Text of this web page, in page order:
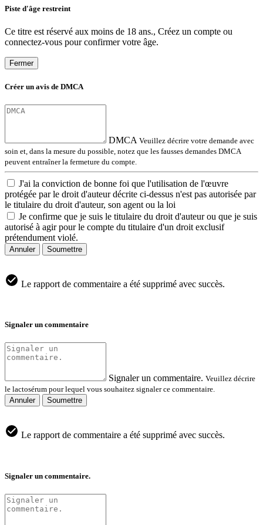
Piste d'âge restreint
Ce titre est réservé aux moins de 18 ans., Créez un compte ou
connectez-vous pour confirmer votre âge.
Fermer
Créer un avis de DMCA
DMCA Veuillez décrire votre demande avec
soin et, dans la mesure du possible, notez que les fausses demandes DMCA
peuvent entraîner la fermeture du compte.
J'ai la conviction de bonne foi que l'utilisation de l'œuvre
protégée par le droit d'auteur décrite ci-dessus n'est pas autorisée par
le titulaire du droit d'auteur, son agent ou la loi
Je confirme que je suis le titulaire du droit d'auteur ou que je suis
autorisé à agir pour le compte du titulaire d'un droit exclusif
prétendument violé.
Annuler Soumettre
Le rapport de commentaire a été supprimé avec succès.
Signaler un commentaire
Signaler un commentaire. Veuillez décrire
le lactosérum pour lequel vous souhaitez signaler ce commentaire.
Annuler
Soumettre
Le rapport de commentaire a été supprimé avec succès.
Signaler un commentaire.